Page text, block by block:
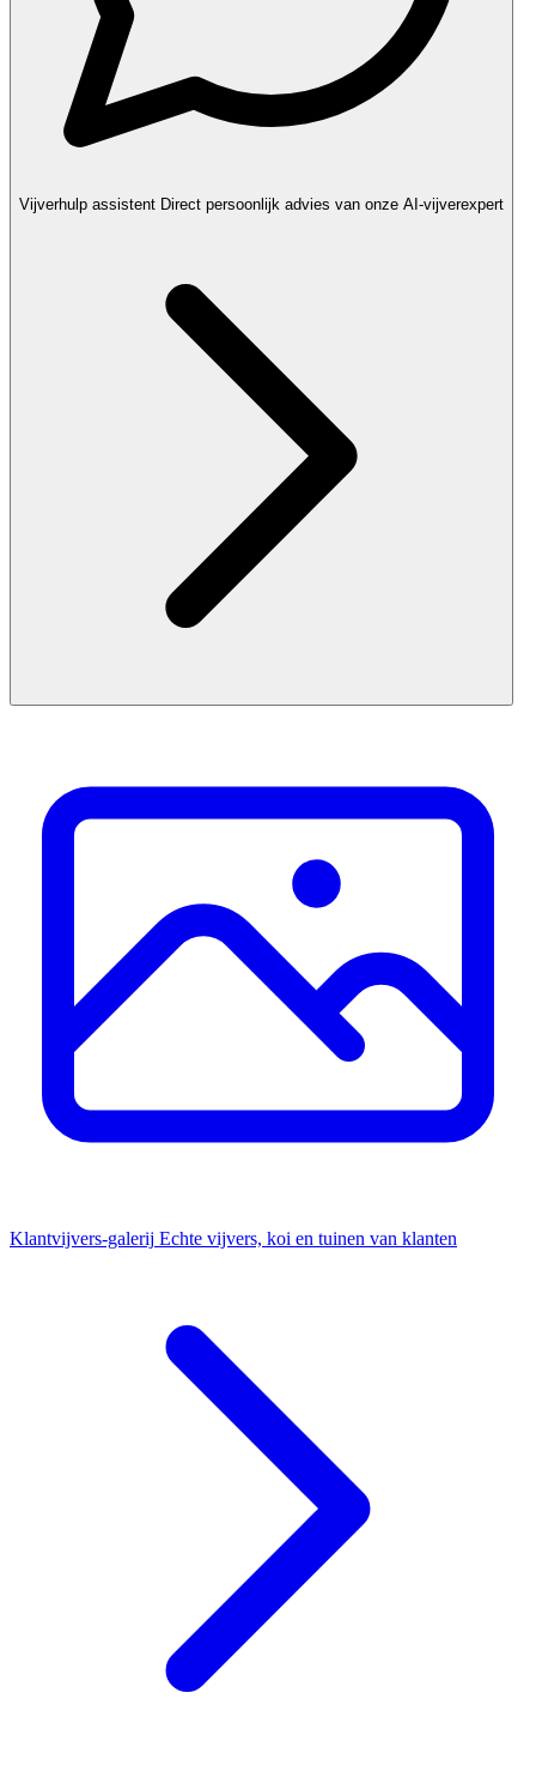
Vijverhulp assistent Direct persoonlijk advies van onze AI-vijverexpert
Klantvijvers-galerij Echte vijvers, koi en tuinen van klanten